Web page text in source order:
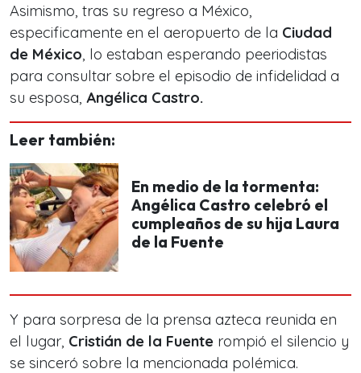
Asimismo, tras su regreso a México,
especificamente en el aeropuerto de la Ciudad
de México, lo estaban esperando peeriodistas
para consultar sobre el episodio de infidelidad a
su esposa, Angélica Castro.
Leer también:
En medio de la tormenta:
Angélica Castro celebró el
cumpleaños de su hija Laura
de la Fuente
Y para sorpresa de la prensa azteca reunida en
el lugar, Cristián de la Fuente rompió el silencio y
se sinceró sobre la mencionada polémica.